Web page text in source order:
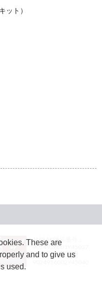
ット）
JASRAC許諾番号：
9024936001Y45037
JASRAC許諾番号：
These are
and to give us
used.